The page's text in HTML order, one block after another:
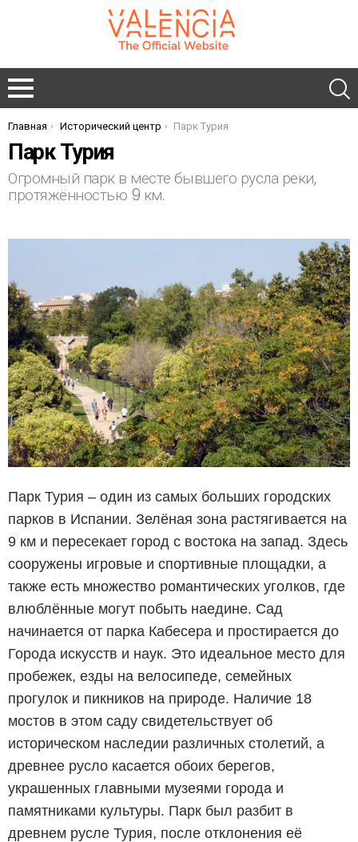
You are here:
Главная Исторический центр Парк Турия
Парк Турия
Огромный парк в месте бывшего русла реки,
протяжённостью 9 км.
Парк Турия – один из самых больших городских
парков в Испании. Зелёная зона растягивается на
9 км и пересекает город с востока на запад. Здесь
сооружены игровые и спортивные площадки, а
также есть множество романтических уголков, где
влюблённые могут побыть наедине. Сад
начинается от парка Кабесера и простирается до
Города искусств и наук. Это идеальное место для
пробежек, езды на велосипеде, семейных
прогулок и пикников на природе. Наличие 18
мостов в этом саду свидетельствует об
историческом наследии различных столетий, а
древнее русло касается обоих берегов,
украшенных главными музеями города и
памятниками культуры. Парк был разбит в
древнем русле Турия, после отклонения её